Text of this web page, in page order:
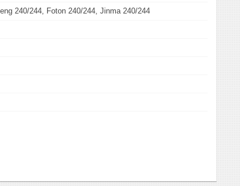
240/244, Foton 240/244, Jinma 240/244